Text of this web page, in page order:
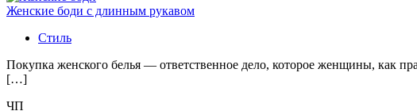
Женские боди с длинным рукавом
Стиль
Покупка женского белья — ответственное дело, которое женщины, как
[…]
ЧП